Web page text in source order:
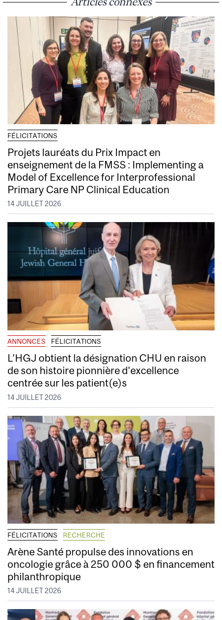
FÉLICITATIONS
Projets lauréats du Prix Impact en
enseignement de la FMSS : Implementing a
Model of Excellence for Interprofessional
Primary Care NP Clinical Education
14 JUILLET 2026
ANNONCES FÉLICITATIONS
L’HGJ obtient la désignation CHU en raison
de son histoire pionnière d’excellence
centrée sur les patient(e)s
14 JUILLET 2026
FÉLICITATIONS RECHERCHE
Arène Santé propulse des innovations en
oncologie grâce à 250 000 $ en financement
philanthropique
14 JUILLET 2026